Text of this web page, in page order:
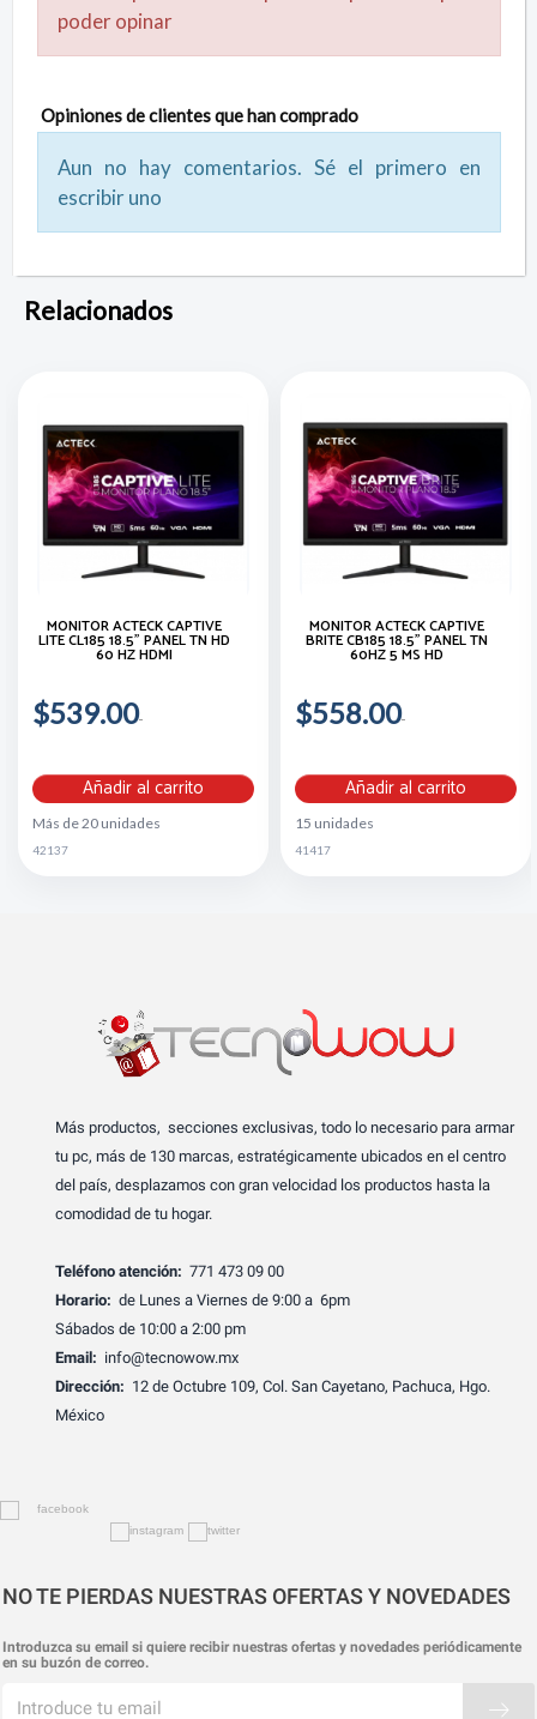
poder opinar
Opiniones de clientes que han comprado
Aun no hay comentarios. Sé el primero en
escribir uno
Relacionados
MONITOR ACTECK CAPTIVE
LITE CL185 18.5" PANEL TN HD
60 HZ HDMI
$539.00
Añadir al carrito
Más de 20 unidades
42137
MONITOR ACTECK CAPTIVE
BRITE CB185 18.5" PANEL TN
60HZ 5 MS HD
$558.00
Añadir al carrito
15 unidades
41417
Más productos, secciones exclusivas, todo lo necesario para armar
tu pc, más de 130 marcas, estratégicamente ubicados en el centro
del país, desplazamos con gran velocidad los productos hasta la
comodidad de tu hogar.
Teléfono atención: 771 473 09 00
Horario: de Lunes a Viernes de 9:00 a 6pm
Sábados de 10:00 a 2:00 pm
Email: info@tecnowow.mx
Dirección: 12 de Octubre 109, Col. San Cayetano, Pachuca, Hgo.
México
NO TE PIERDAS NUESTRAS OFERTAS Y NOVEDADES
Introduzca su email si quiere recibir nuestras ofertas y novedades periódicamente
en su buzón de correo.